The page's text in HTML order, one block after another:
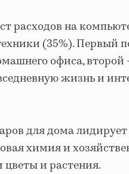
расходов на
(35%). Первый
офиса, второй
жизнь и
для дома
химия и
цветы и растения.